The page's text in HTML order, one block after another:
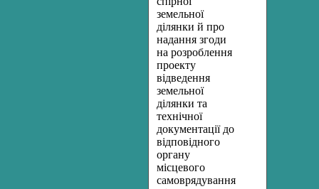
земельної
ділянки й про
надання згоди
на розроблення
проекту
відведення
земельної
ділянки та
технічної
документації до
відповідного
органу
місцевого
самоврядування